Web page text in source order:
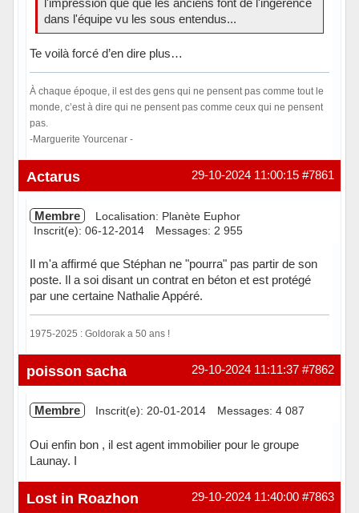
l'impression que que les anciens font de l'ingérence
dans l'équipe vu les sous entendus...
Te voilà forcé d’en dire plus…
À chaque époque, il est des gens qui ne pensent pas comme tout le
monde, c’est à dire qui ne pensent pas comme ceux qui ne pensent
pas.
-Marguerite Yourcenar -
Hors ligne #7861
29-10-2024 11:00:15
Actarus
Membre
Localisation: Planète Euphor
Inscrit(e): 06-12-2014
Messages: 2 955
Il m'a affirmé que Stéphan ne "pourra" pas partir de son
poste. Il a soi disant un contrat en béton et est protégé
par une certaine Nathalie Appéré.
1975-2025 : Goldorak a 50 ans !
Hors ligne #7862
29-10-2024 11:11:37
poisson sacha
Membre Inscrit(e): 20-01-2014 Messages: 4 087
Oui enfin bon , il est agent immobilier pour le groupe
Launay. I
Hors ligne #7863
29-10-2024 11:40:00
Lost in Roazhon